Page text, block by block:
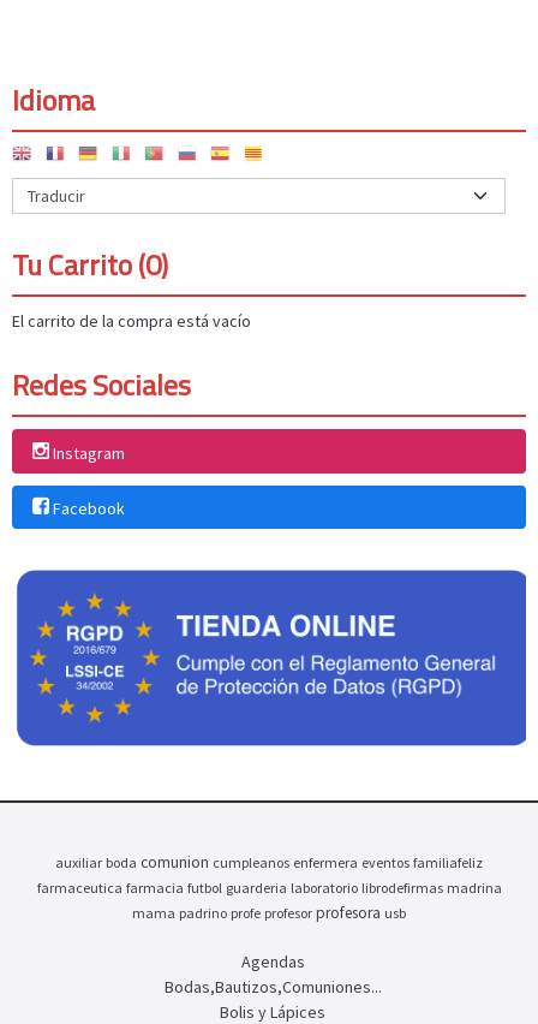
Idioma
Tu Carrito (0)
El carrito de la compra está vacío
Redes Sociales
Instagram
Facebook
auxiliar boda comunion cumpleanos enfermera eventos familiafeliz
farmaceutica farmacia futbol guarderia laboratorio librodefirmas madrina
mama padrino profe profesor profesora usb
Agendas
Bodas,Bautizos,Comuniones...
Bolis y Lápices